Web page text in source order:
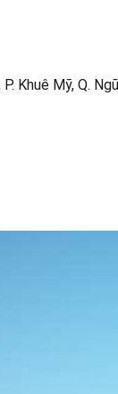
Khuê Mỹ, Q.